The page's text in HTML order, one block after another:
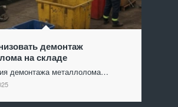
демонтаж
на складе
демонтажа металлолома…